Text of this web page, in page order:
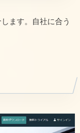
ます。自社に合う